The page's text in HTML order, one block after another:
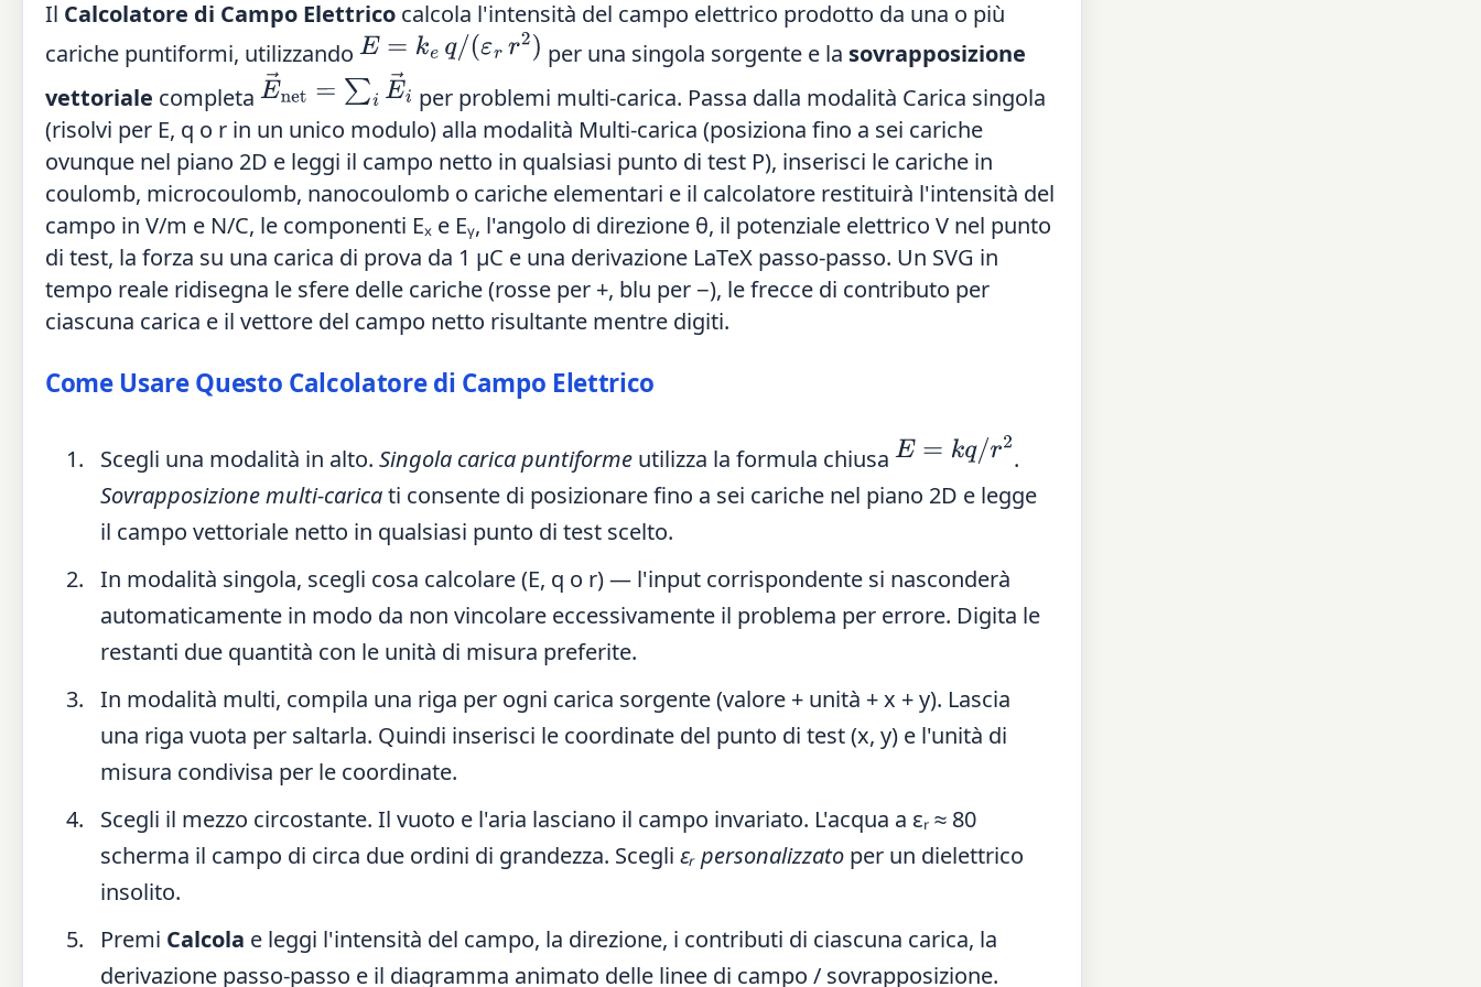
Il Calcolatore di Campo Elettrico calcola l'intensità del campo elettrico prodotto da una o più
cariche puntiformi, utilizzando E= ke q/(εrr2) per una singola sorgente e la sovrapposizione
vettoriale completa E→net= ∑iE→i
per problemi multi-carica. Passa dalla modalità Carica singola
(risolvi per E, q o r in un unico modulo) alla modalità Multi-carica (posiziona fino a sei cariche
ovunque nel piano 2D e leggi il campo netto in qualsiasi punto di test P), inserisci le cariche in
coulomb, microcoulomb, nanocoulomb o cariche elementari e il calcolatore restituirà l'intensità del
campo in V/m e N/C, le componenti Eₓ e Eᵧ, l'angolo di direzione θ, il potenziale elettrico V nel punto
di test, la forza su una carica di prova da 1 µC e una derivazione LaTeX passo-passo. Un SVG in
tempo reale ridisegna le sfere delle cariche (rosse per +, blu per −), le frecce di contributo per
ciascuna carica e il vettore del campo netto risultante mentre digiti.
Come Usare Questo Calcolatore di Campo Elettrico
Scegli una modalità in alto. Singola carica puntiforme utilizza la formula chiusa E= kq r2
.
Sovrapposizione multi-caricati consente di posizionare fino a sei cariche nel piano 2D e legge
il campo vettoriale netto in qualsiasi punto di test scelto.
In modalità singola, scegli cosa calcolare (E, q o r) — l'input corrispondente si nasconderà
automaticamente in modo da non vincolare eccessivamente il problema per errore. Digita le
restanti due quantità con le unità di misura preferite.
In modalità multi, compila una riga per ogni carica sorgente (valore + unità + x + y). Lascia
una riga vuota per saltarla. Quindi inserisci le coordinate del punto di test (x, y) e l'unità di
misura condivisa per le coordinate.
Scegli il mezzo circostante. Il vuoto e l'aria lasciano il campo invariato. L'acqua a εᵣ ≈ 80
scherma il campo di circa due ordini di grandezza. Scegli εᵣ personalizzato per un dielettrico
insolito.
Premi Calcola e leggi l'intensità del campo, la direzione, i contributi di ciascuna carica, la
derivazione passo-passo e il diagramma animato delle linee di campo / sovrapposizione.